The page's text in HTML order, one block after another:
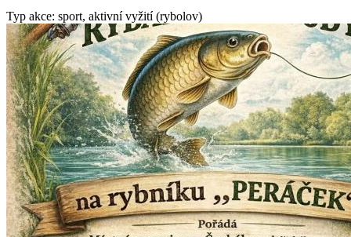
Typ akce: sport, aktivní vyžití (rybolov)